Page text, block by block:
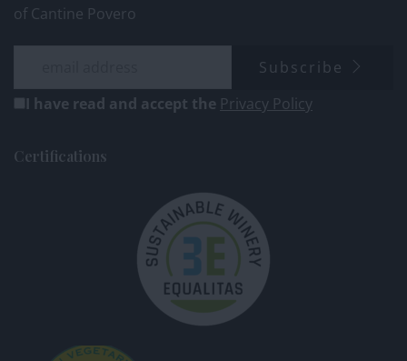
of Cantine Povero
Subscribe
I have read and accept the Privacy Policy
Certifications